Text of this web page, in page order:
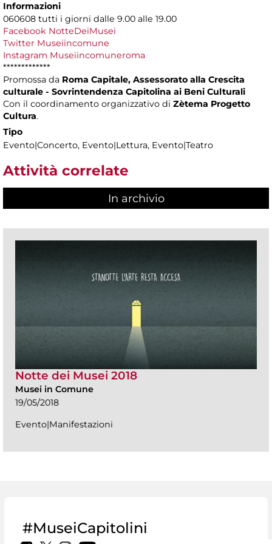
Informazioni
060608 tutti i giorni dalle 9.00 alle 19.00
Facebook NotteDeiMusei
Twitter Museiincomune
Instagram Museiincomuneroma
*************
Promossa da Roma Capitale, Assessorato alla Crescita
culturale - Sovrintendenza Capitolina ai Beni Culturali
Con il coordinamento organizzativo di Zètema Progetto
Cultura.
Tipo
Evento|Concerto, Evento|Lettura, Evento|Teatro
Attività correlate
In archivio
Notte dei Musei 2018
Musei in Comune
19/05/2018
Evento|Manifestazioni
#MuseiCapitolini